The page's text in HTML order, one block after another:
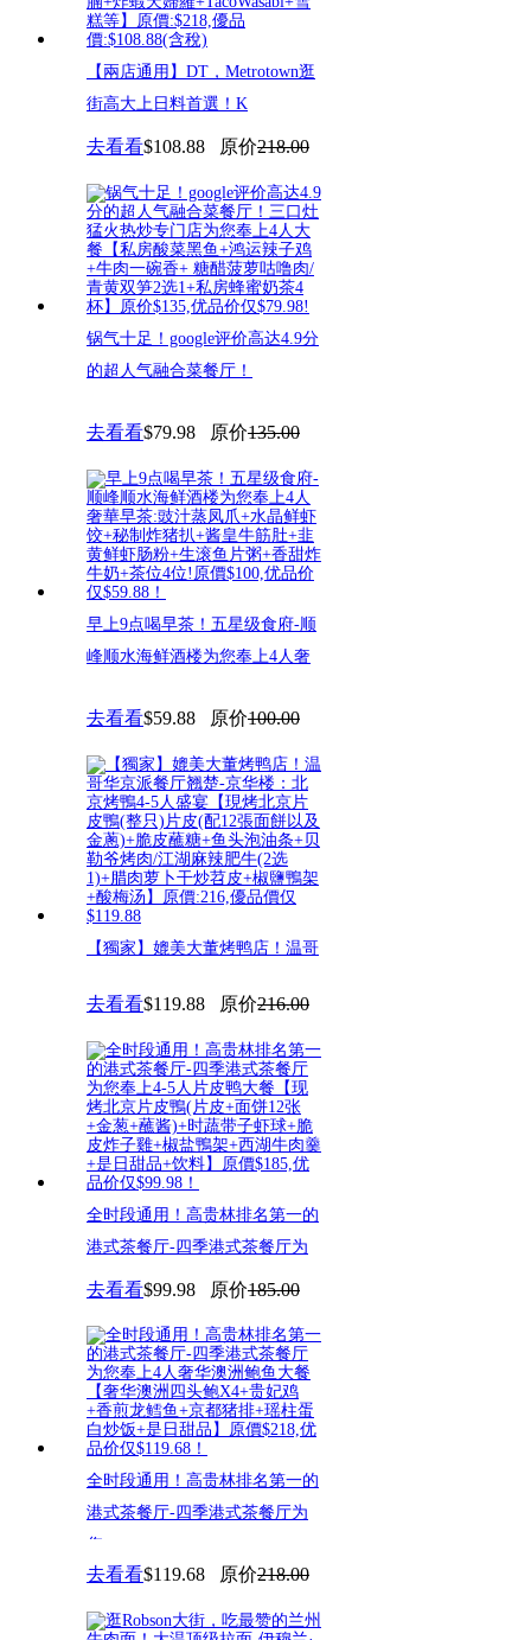
【兩店通用】DT，Metrotown逛
街高大上日料首選！K
去看看$108.88 原价218.00
锅气十足！google评价高达4.9分
的超人气融合菜餐厅！
去看看$79.98 原价135.00
早上9点喝早茶！五星级食府-顺
峰顺水海鲜酒楼为您奉上4人奢
去看看$59.88 原价100.00
【獨家】媲美大董烤鸭店！温哥
烤
去看看$119.88 原价216.00
全时段通用！高贵林排名第一的
港式茶餐厅-四季港式茶餐厅为
您
去看看$99.98 原价185.00
全时段通用！高贵林排名第一的
港式茶餐厅-四季港式茶餐厅为
您
去看看$119.68 原价218.00